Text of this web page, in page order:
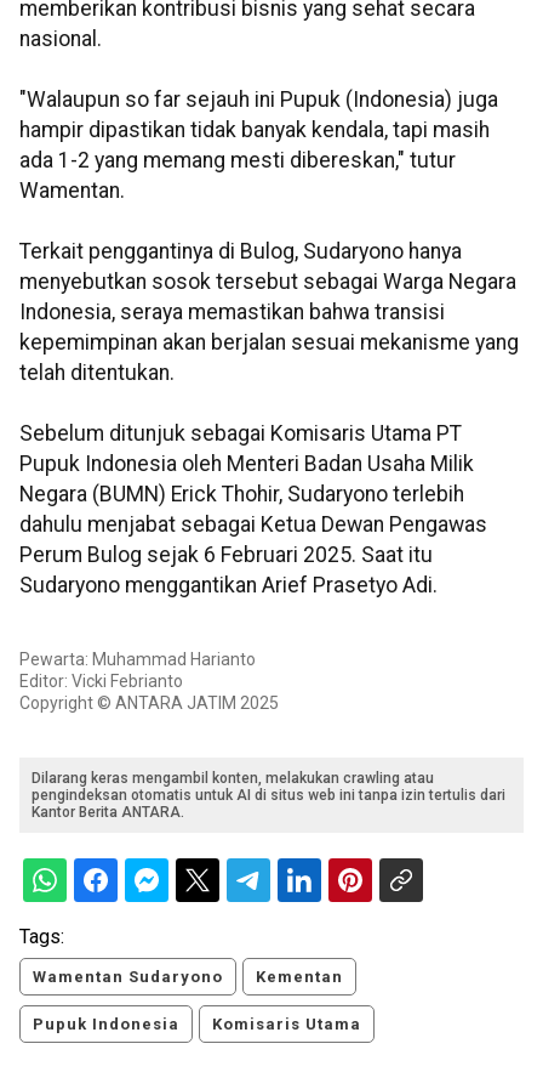
memberikan kontribusi bisnis yang sehat secara
nasional.
"Walaupun so far sejauh ini Pupuk (Indonesia) juga
hampir dipastikan tidak banyak kendala, tapi masih
ada 1-2 yang memang mesti dibereskan," tutur
Wamentan.
Terkait penggantinya di Bulog, Sudaryono hanya
menyebutkan sosok tersebut sebagai Warga Negara
Indonesia, seraya memastikan bahwa transisi
kepemimpinan akan berjalan sesuai mekanisme yang
telah ditentukan.
Sebelum ditunjuk sebagai Komisaris Utama PT
Pupuk Indonesia oleh Menteri Badan Usaha Milik
Negara (BUMN) Erick Thohir, Sudaryono terlebih
dahulu menjabat sebagai Ketua Dewan Pengawas
Perum Bulog sejak 6 Februari 2025. Saat itu
Sudaryono menggantikan Arief Prasetyo Adi.
Pewarta: Muhammad Harianto
Editor: Vicki Febrianto
Copyright © ANTARA JATIM 2025
Dilarang keras mengambil konten, melakukan crawling atau
pengindeksan otomatis untuk AI di situs web ini tanpa izin tertulis dari
Kantor Berita ANTARA.
Tags:
Wamentan Sudaryono Kementan
Pupuk Indonesia Komisaris Utama